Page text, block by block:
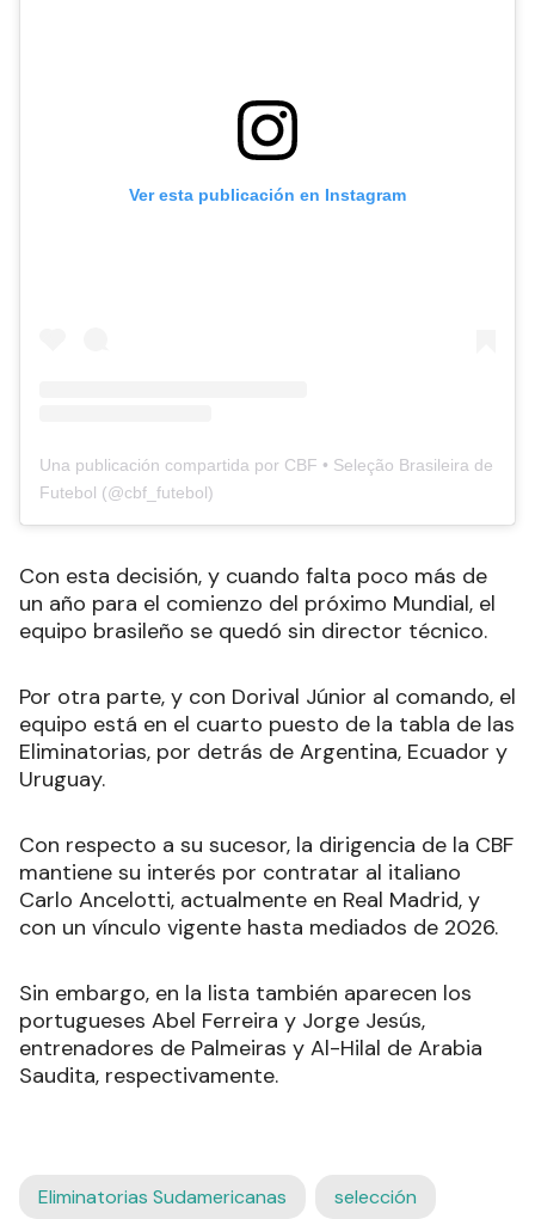
Ver esta publicación en Instagram
Una publicación compartida por CBF • Seleção Brasileira de
Futebol (@cbf_futebol)
Con esta decisión, y cuando falta poco más de
un año para el comienzo del próximo Mundial, el
equipo brasileño se quedó sin director técnico.
Por otra parte, y con Dorival Júnior al comando, el
equipo está en el cuarto puesto de la tabla de las
Eliminatorias, por detrás de Argentina, Ecuador y
Uruguay.
Con respecto a su sucesor, la dirigencia de la CBF
mantiene su interés por contratar al italiano
Carlo Ancelotti, actualmente en Real Madrid, y
con un vínculo vigente hasta mediados de 2026.
Sin embargo, en la lista también aparecen los
portugueses Abel Ferreira y Jorge Jesús,
entrenadores de Palmeiras y Al-Hilal de Arabia
Saudita, respectivamente.
Eliminatorias Sudamericanas selección